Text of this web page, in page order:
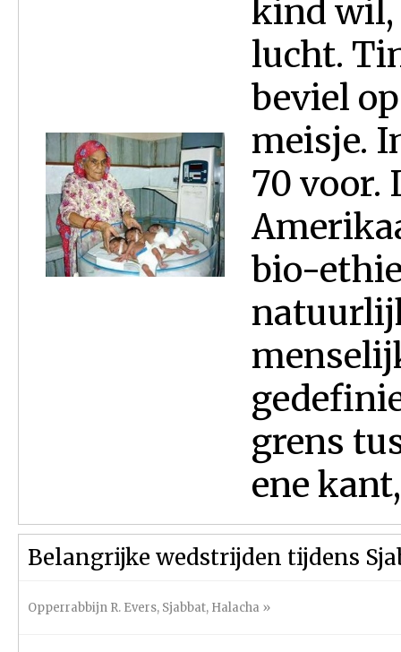
kind wil,
lucht.
beviel
meisje.
70 voor.
bio-
grens
ene
Belangrijke wedstrijden tijdens
Opperrabbijn R. Evers, Sjabbat, Halacha »